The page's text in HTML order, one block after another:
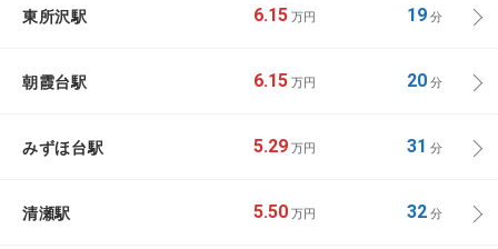
東所沢駅 6.15 万円 19分
朝霞台駅 6.15 万円 20分
みずほ台駅 5.29 万円 31 分
清瀬駅 5.50 万円 32分